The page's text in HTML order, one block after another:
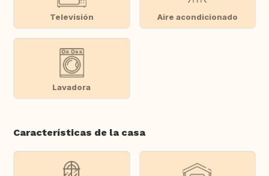
Televisión Aire acondicionado
Lavadora
Características de la casa